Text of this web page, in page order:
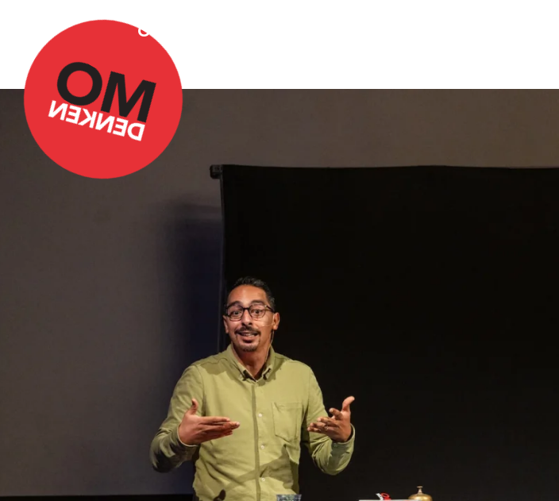
Over Omdenken